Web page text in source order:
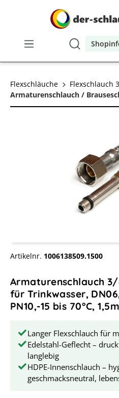
Flexschläuche
Flexschlauch
Armaturenschlauch /
Artikelnr. 1006138509.1500
Armaturenschlauch 3/
für Trinkwasser,
PN10,-15 bis 70°C, 1,5m
Langer Flexschlauch für
Edelstahl-Geflecht –
langlebig
HDPE-Innenschlauch –
geschmacksneutral,